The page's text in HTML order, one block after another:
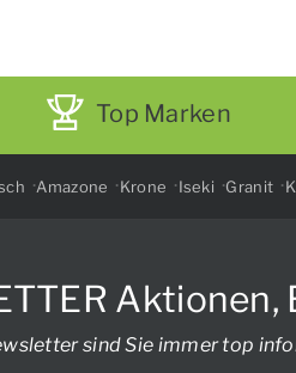
Top Marken
Amazone Krone Iseki Granit
Aktionen,
sind Sie immer top